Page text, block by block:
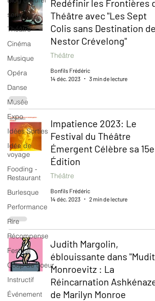
serie
Théâtre
Cinéma
Musique
Opéra
Danse
Musée
Expo
Idées Sorties
Idée de
voyage
Fooding -
Restaurant
Burlesque
Performance
Rire
Récompense
Festival
Coup de coeur
Instructif
Événement
Redéfinir les Frontières
Théâtre avec "Les Sept
Colis sans Destination de
Nestor Crévelong"
Théâtre
Bonfils Frédéric
14 déc. 2023
3 min de lecture
Impatience 2023: Le
Festival du Théâtre
Émergent Célèbre sa 15e
Édition
Théâtre
Bonfils Frédéric
14 déc. 2023
2 min de lecture
Judith Margolin,
éblouissante dans "Mudith
Monroevitz : La
Réincarnation Ashkénaze
de Marilyn Monroe